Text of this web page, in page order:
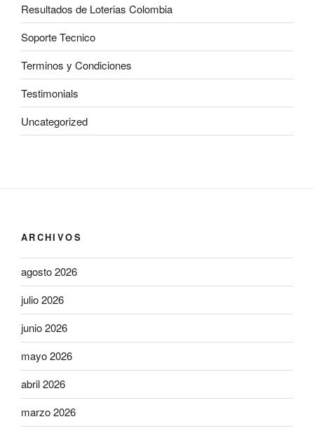
Resultados de Loterias Colombia
Soporte Tecnico
Terminos y Condiciones
Testimonials
Uncategorized
ARCHIVOS
agosto 2026
julio 2026
junio 2026
mayo 2026
abril 2026
marzo 2026